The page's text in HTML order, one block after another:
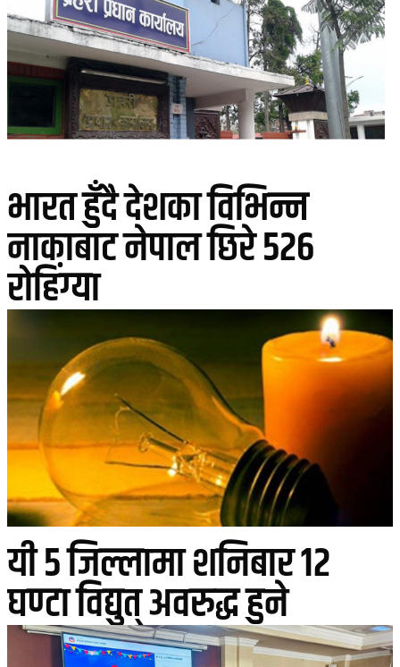
भारत हुँदै देशका विभिन्न
नाकाबाट नेपाल छिरे ५२६
रोहिंग्या
यी ५ जिल्लामा शनिबार १२
घण्टा विद्युत् अवरुद्ध हुने